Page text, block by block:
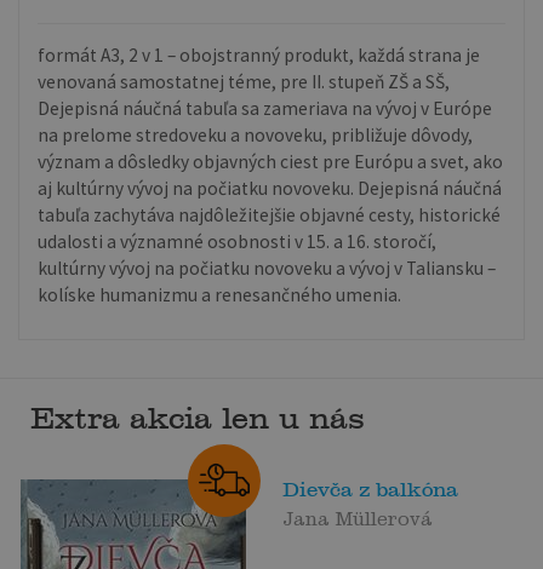
formát A3, 2 v 1 – obojstranný produkt, každá strana je
venovaná samostatnej téme, pre II. stupeň ZŠ a SŠ,
Dejepisná náučná tabuľa sa zameriava na vývoj v Európe
na prelome stredoveku a novoveku, približuje dôvody,
význam a dôsledky objavných ciest pre Európu a svet, ako
aj kultúrny vývoj na počiatku novoveku. Dejepisná náučná
tabuľa zachytáva najdôležitejšie objavné cesty, historické
udalosti a významné osobnosti v 15. a 16. storočí,
kultúrny vývoj na počiatku novoveku a vývoj v Taliansku –
kolíske humanizmu a renesančného umenia.
Extra akcia len u nás
Dievča z balkóna
Jana Müllerová